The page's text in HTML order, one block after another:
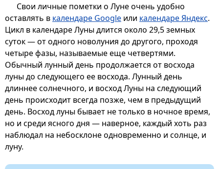
Свои личные пометки о Луне очень удобно
оставлять в календаре Google или календаре Яндекс.
Цикл в календаре Луны длится около 29,5 земных
суток — от одного новолуния до другого, проходя
четыре фазы, называемые еще четвертями.
Обычный лунный день продолжается от восхода
луны до следующего ее восхода. Лунный день
длиннее солнечного, и восход Луны на следующий
день происходит всегда позже, чем в предыдущий
день. Восход луны бывает не только в ночное время,
но и среди ясного дня — наверное, каждый хоть раз
наблюдал на небосклоне одновременно и солнце, и
луну.